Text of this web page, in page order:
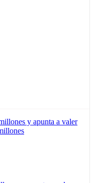
y apunta a valer